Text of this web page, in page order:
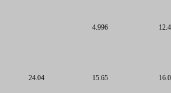
4.996
24.04 15.65